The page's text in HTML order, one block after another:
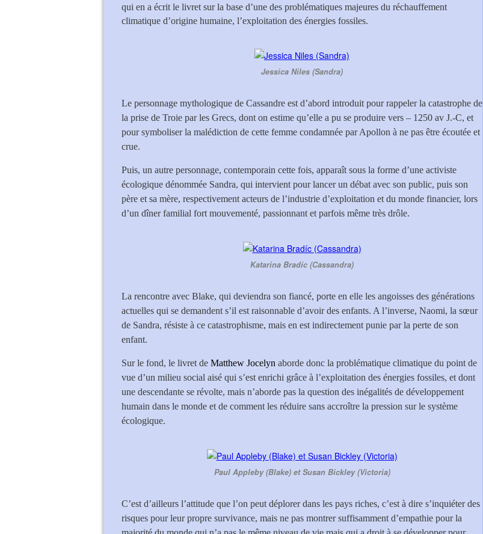
qui en a écrit le livret sur la base d’une des problématiques majeures du réchauffement
climatique d’origine humaine, l’exploitation des énergies fossiles.
Jessica Niles (Sandra)
Le personnage mythologique de Cassandre est d’abord introduit pour rappeler la catastrophe de
la prise de Troie par les Grecs, dont on estime qu’elle a pu se produire vers – 1250 av J.-C, et
pour symboliser la malédiction de cette femme condamnée par Apollon à ne pas être écoutée et
crue.
Puis, un autre personnage, contemporain cette fois, apparaît sous la forme d’une activiste
écologique dénommée Sandra, qui intervient pour lancer un débat avec son public, puis son
père et sa mère, respectivement acteurs de l’industrie d’exploitation et du monde financier, lors
d’un dîner familial fort mouvementé, passionnant et parfois même très drôle.
Katarina Bradíc (Cassandra)
La rencontre avec Blake, qui deviendra son fiancé, porte en elle les angoisses des générations
actuelles qui se demandent s’il est raisonnable d’avoir des enfants. A l’inverse, Naomi, la sœur
de Sandra, résiste à ce catastrophisme, mais en est indirectement punie par la perte de son
enfant.
Sur le fond, le livret de Matthew Jocelyn aborde donc la problématique climatique du point de
vue d’un milieu social aisé qui s’est enrichi grâce à l’exploitation des énergies fossiles, et dont
une descendante se révolte, mais n’aborde pas la question des inégalités de développement
humain dans le monde et de comment les réduire sans accroître la pression sur le système
écologique.
Paul Appleby (Blake) et Susan Bickley (Victoria)
C’est d’ailleurs l’attitude que l’on peut déplorer dans les pays riches, c’est à dire s’inquiéter des
risques pour leur propre survivance, mais ne pas montrer suffisamment d’empathie pour la